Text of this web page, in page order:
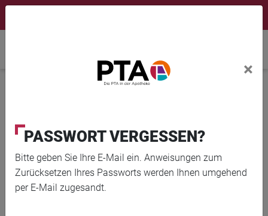
×
PASSWORT VERGESSEN?
Bitte geben Sie Ihre E-Mail ein. Anweisungen zum
Zurücksetzen Ihres Passworts werden Ihnen umgehend
per E-Mail zugesandt.
×